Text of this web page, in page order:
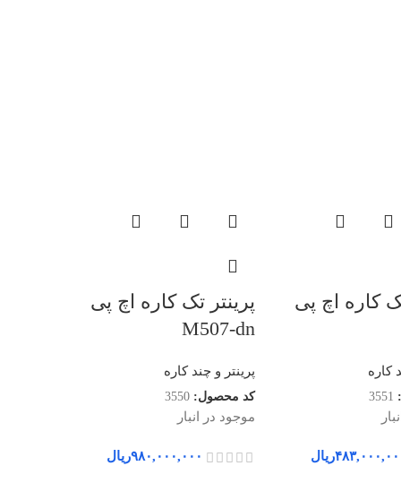
کاره اچ پی
کاره
3551
ریال
پرینتر تک کاره اچ پی
M507-dn
پرینتر و چند کاره
کد محصول: 3550
موجود در انبار
۹۸۰,۰۰۰,۰۰۰ریال